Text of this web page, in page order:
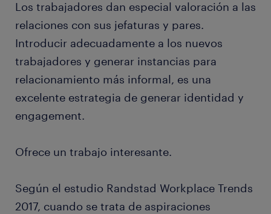
Los trabajadores dan especial valoración a las
relaciones con sus jefaturas y pares.
Introducir adecuadamente a los nuevos
trabajadores y generar instancias para
relacionamiento más informal, es una
excelente estrategia de generar identidad y
engagement.
Ofrece un trabajo interesante.
Según el estudio Randstad Workplace Trends
2017, cuando se trata de aspiraciones